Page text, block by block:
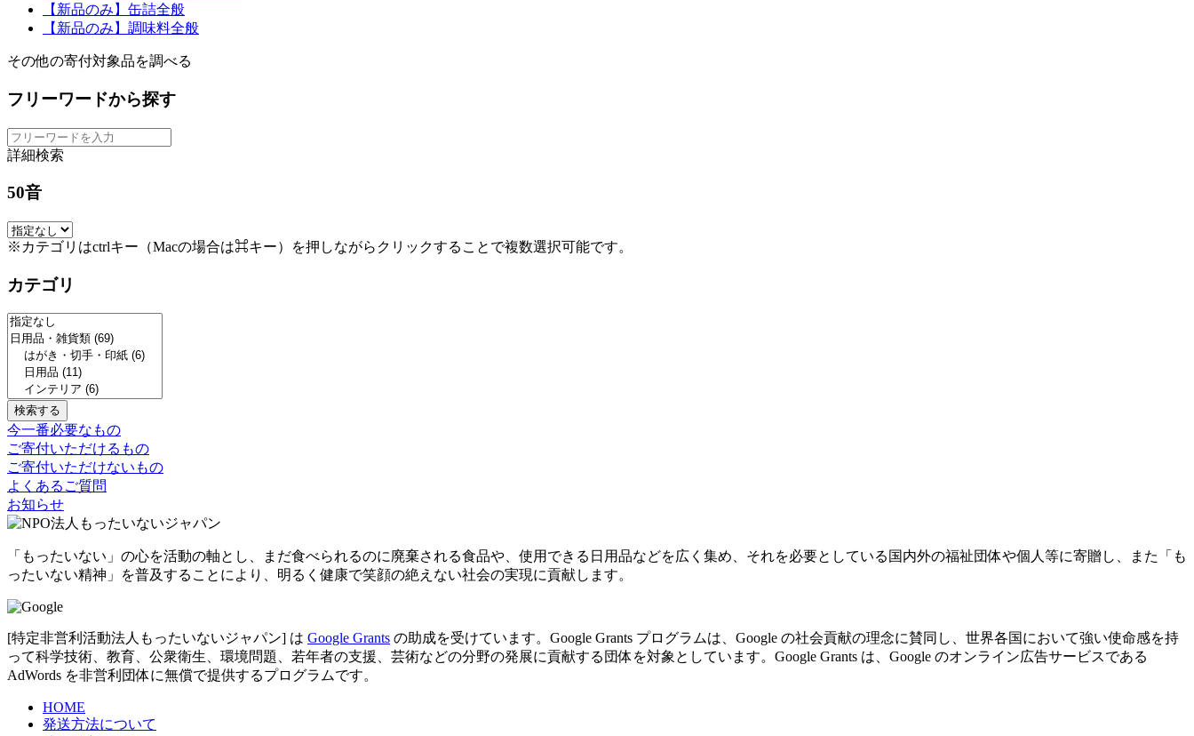
【新品のみ】缶詰全般
【新品のみ】調味料全般
その他の寄付対象品を調べる
フリーワードから探す
詳細検索
50音
※カテゴリはctrlキー（Macの場合は⌘キー）を押しながらクリックすることで複数選択可能です。
カテゴリ
今一番必要なもの
ご寄付いただけるもの
ご寄付いただけないもの
よくあるご質問
お知らせ
「もったいない」の心を活動の軸とし、まだ食べられるのに廃棄される食品や、使用できる日用品などを広く集め、それを必要としている国内外の福祉団体や個人等に寄贈し、また「も
ったいない精神」を普及することにより、明るく健康で笑顔の絶えない社会の実現に貢献します。
[特定非営利活動法人もったいないジャパン] は Google Grants の助成を受けています。Google Grants プログラムは、Google の社会貢献の理念に賛同し、世界各国において強い使命感を持
って科学技術、教育、公衆衛生、環境問題、若年者の支援、芸術などの分野の発展に貢献する団体を対象としています。Google Grants は、Google のオンライン広告サービスである
AdWords を非営利団体に無償で提供するプログラムです。
HOME
発送方法について